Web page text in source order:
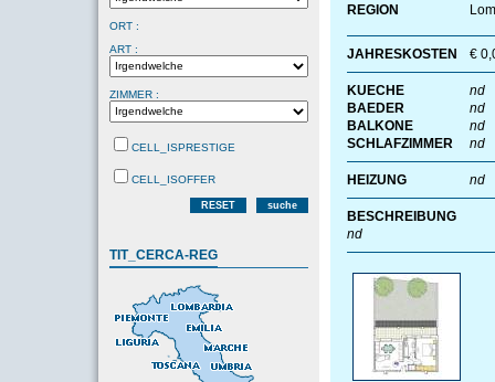
ORT :
ART :
ZIMMER :
CELL_ISPRESTIGE
CELL_ISOFFER
RESET suche
TIT_CERCA-REG
REGION
JAHRESKOSTEN €
KUECHE
nd
BAEDER
nd
BALKONE
nd
SCHLAFZIMMER
nd
HEIZUNG nd
BESCHREIBUNG
nd